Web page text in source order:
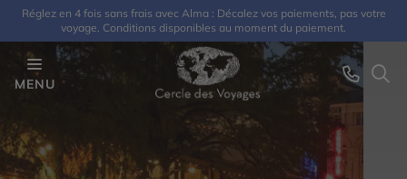
Réglez en 4 fois sans frais avec Alma : Décalez vos paiements, pas votre
voyage. Conditions disponibles au moment du paiement.
MENU